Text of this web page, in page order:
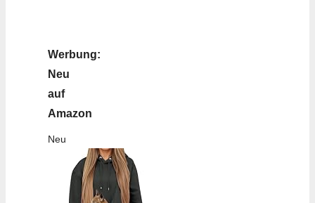
Werbung:
Neu
auf
Amazon
Neu